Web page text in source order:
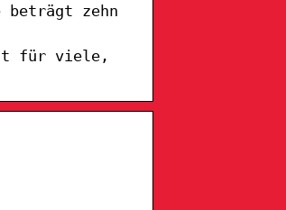
beträgt zehn
ist für viele,